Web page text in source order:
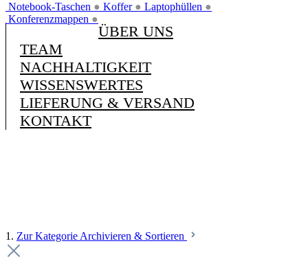
Notebook-Taschen ● Koffer ● Laptophüllen ●
Konferenzmappen ●
ÜBER UNS
TEAM
NACHHALTIGKEIT
WISSENSWERTES
LIEFERUNG & VERSAND
KONTAKT
1. Zur Kategorie Archivieren & Sortieren